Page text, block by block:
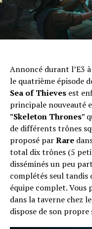
Annoncé durant l’E3
le quatrième épisode
Sea of Thieves est
principale nouveauté
”Skeleton Thrones”
de différents trônes
proposé parRare
total dix trônes (5
disséminés un peu
complétés seul tandis
équipe complet. Vous
dans la taverne chez
dispose de son